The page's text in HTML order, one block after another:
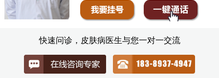
快速问诊，皮肤病医生与您一对一交流